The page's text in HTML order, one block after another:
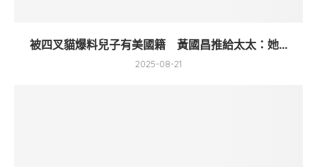
被四叉貓爆料兒子有美國籍 黃國昌推給太太：她...
2025-08-21